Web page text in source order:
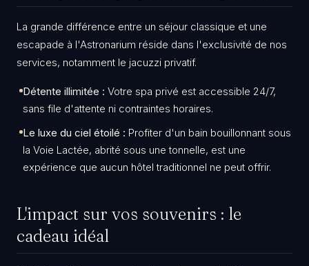
​La grande différence entre un séjour classique et une
escapade à l'Astronarium réside dans l'exclusivité de nos
services, notamment le jacuzzi privatif.
Détente illimitée : Votre spa privé est accessible 24/7,
sans file d'attente ni contraintes horaires.
Le luxe du ciel étoilé : Profiter d'un bain bouillonnant sous
la Voie Lactée, abrité sous une tonnelle, est une
expérience que aucun hôtel traditionnel ne peut offrir.
​L'impact sur vos souvenirs : le
cadeau idéal